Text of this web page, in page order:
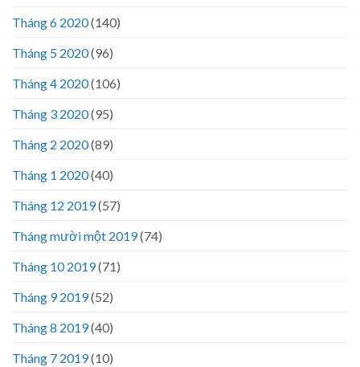
Tháng 6 2020(140)
Tháng 5 2020(96)
Tháng 4 2020(106)
Tháng 3 2020(95)
Tháng 2 2020(89)
Tháng 1 2020(40)
Tháng 12 2019(57)
Tháng mười một 2019(74)
Tháng 10 2019(71)
Tháng 9 2019(52)
Tháng 8 2019(40)
Tháng 7 2019(10)